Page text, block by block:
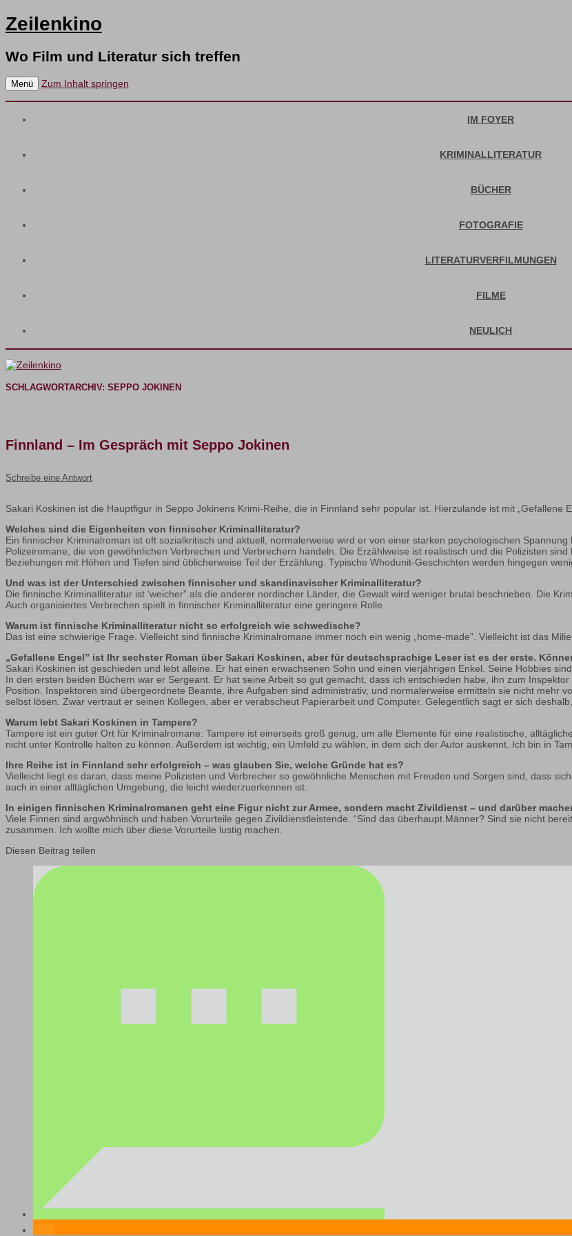
Zeilenkino
Wo Film und Literatur sich treffen
Menü Zum Inhalt springen
IM FOYER
KRIMINALLITERATUR
BÜCHER
FOTOGRAFIE
LITERATURVERFILMUNGEN
FILME
NEULICH
SCHLAGWORTARCHIV: SEPPO JOKINEN
Finnland – Im Gespräch mit Seppo Jokinen
Schreibe eine Antwort
Sakari Koskinen ist die Hauptfigur in Seppo Jokinens Krimi-Reihe, die in Finnland sehr popular ist. Hierzulande ist mit „Gefallene
Welches sind die Eigenheiten von finnischer Kriminalliteratur?
Ein finnischer Kriminalroman ist oft sozialkritisch und aktuell, normalerweise wird er von einer starken psychologischen
Polizeiromane, die von gewöhnlichen Verbrechen und Verbrechern handeln. Die Erzählweise ist realistisch und die Polizisten
Beziehungen mit Höhen und Tiefen sind üblicherweise Teil der Erzählung. Typische Whodunit-Geschichten werden hingegen
Und was ist der Unterschied zwischen finnischer und skandinavischer Kriminalliteratur?
Die finnische Kriminalliteratur ist ‘weicher” als die anderer nordischer Länder, die Gewalt wird weniger brutal beschrieben. Die
Auch organisiertes Verbrechen spielt in finnischer Kriminalliteratur eine geringere Rolle.
Warum ist finnische Kriminalliteratur nicht so erfolgreich wie schwedische?
Das ist eine schwierige Frage. Vielleicht sind finnische Kriminalromane immer noch ein wenig „home-made”. Vielleicht ist das
„Gefallene Engel” ist Ihr sechster Roman über Sakari Koskinen, aber für deutschsprachige Leser ist es der erste.
Sakari Koskinen ist geschieden und lebt alleine. Er hat einen erwachsenen Sohn und einen vierjährigen Enkel. Seine Hobbies
In den ersten beiden Büchern war er Sergeant. Er hat seine Arbeit so gut gemacht, dass ich entschieden habe, ihn zum
Position. Inspektoren sind übergeordnete Beamte, ihre Aufgaben sind administrativ, und normalerweise ermitteln sie nicht mehr
selbst lösen. Zwar vertraut er seinen Kollegen, aber er verabscheut Papierarbeit und Computer. Gelegentlich sagt er sich
Warum lebt Sakari Koskinen in Tampere?
Tampere ist ein guter Ort für Kriminalromane: Tampere ist einerseits groß genug, um alle Elemente für eine realistische,
nicht unter Kontrolle halten zu können. Außerdem ist wichtig, ein Umfeld zu wählen, in dem sich der Autor auskennt. Ich bin in
Ihre Reihe ist in Finnland sehr erfolgreich – was glauben Sie, welche Gründe hat es?
Vielleicht liegt es daran, dass meine Polizisten und Verbrecher so gewöhnliche Menschen mit Freuden und Sorgen sind, dass
auch in einer alltäglichen Umgebung, die leicht wiederzuerkennen ist.
In einigen finnischen Kriminalromanen geht eine Figur nicht zur Armee, sondern macht Zivildienst – und darüber
Viele Finnen sind argwöhnisch und haben Vorurteile gegen Zivildienstleistende. “Sind das überhaupt Männer? Sind sie nicht
zusammen. Ich wollte mich über diese Vorurteile lustig machen.
Diesen Beitrag teilen